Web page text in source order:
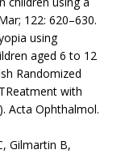
122: 620–630.
using
aged 6 to 12
Randomized
with
Acta Ophthalmol.
Gilmartin B,